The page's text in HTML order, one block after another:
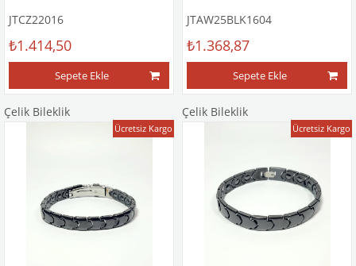
JTCZ22016
₺1.414,50
Sepete Ekle
JTAW25BLK1604
₺1.368,87
Sepete Ekle
Çelik Bileklik
Ücretsiz Kargo
Çelik Bileklik
Ücretsiz Kargo